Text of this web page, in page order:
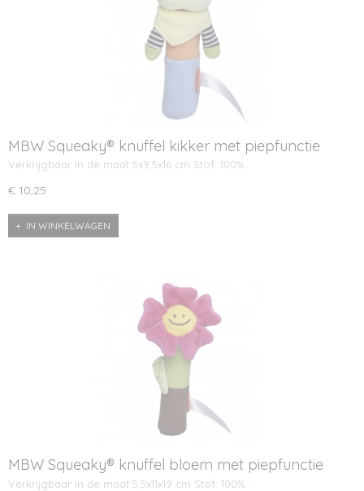
MBW Squeaky® knuffel kikker met piepfunctie
Verkrijgbaar in de maat 5x9,5x16 cm Stof: 100%…
€ 10,25
IN WINKELWAGEN
MBW Squeaky® knuffel bloem met piepfunctie
Verkrijgbaar in de maat 5,5x11x19 cm Stof: 100%…